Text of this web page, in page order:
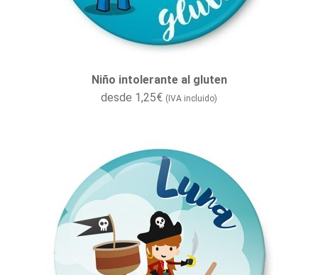
Niño intolerante al gluten
desde 1,25€ (IVA incluido)